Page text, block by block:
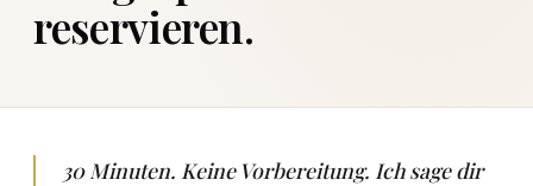
reservieren.
30 Minuten. Keine Vorbereitung. Ich sage dir